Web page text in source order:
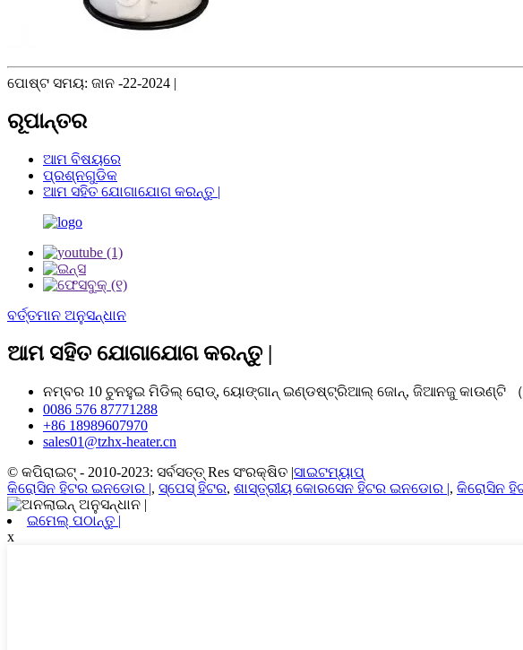
ପୋଷ୍ଟ ସମୟ: ଜାନ -22-2024 |
ରୂପାନ୍ତର
ଆମ ବିଷୟରେ
ପ୍ରଶ୍ନଗୁଡିକ
ଆମ ସହିତ ଯୋଗାଯୋଗ କରନ୍ତୁ |
ବର୍ତ୍ତମାନ ଅନୁସନ୍ଧାନ
ଆମ ସହିତ ଯୋଗାଯୋଗ କରନ୍ତୁ |
ନମ୍ବର 10 ଚୁନହୁଇ ମିଡିଲ୍ ରୋଡ୍, ୟୋଙ୍ଗାନ୍ ଇଣ୍ଡଷ୍ଟ୍ରିଆଲ୍ ଜୋନ୍, ଜିଆନଜୁ କାଉଣ୍ଟି （
0086 576 87771288
+86 18989607970
sales01@tzhx-heater.cn
© କପିରାଇଟ୍ - 2010-2023: ସର୍ବସତ୍ତ୍ Res ସଂରକ୍ଷିତ |ସାଇଟମ୍ୟାପ୍
କିରୋସିନ ହିଟର ଇନଡୋର |, ସ୍ପେସ୍ ହିଟର, ଶାସ୍ତ୍ରୀୟ କୋରସେନ ହିଟର ଇନଡୋର |, କିରୋସିନ
ଇମେଲ୍ ପଠାନ୍ତୁ |
x